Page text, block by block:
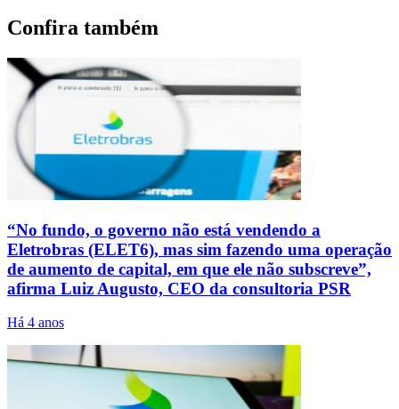
Confira também
“No fundo, o governo não está vendendo a
Eletrobras (ELET6), mas sim fazendo uma operação
de aumento de capital, em que ele não subscreve”,
afirma Luiz Augusto, CEO da consultoria PSR
Há 4 anos